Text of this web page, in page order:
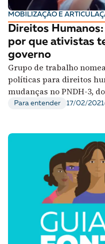
Apoie a Brasil
A [BD] conta as
direitos humanos no
esse trabalho precisa
VEJA COMO APOIAR!
MOBILIZAÇÃO E
Direitos
por que ativistas
governo
Grupo de trabalho
políticas para direitos
mudanças no PNDH-3,
prioridades e ações
Para entender 17/02/2021